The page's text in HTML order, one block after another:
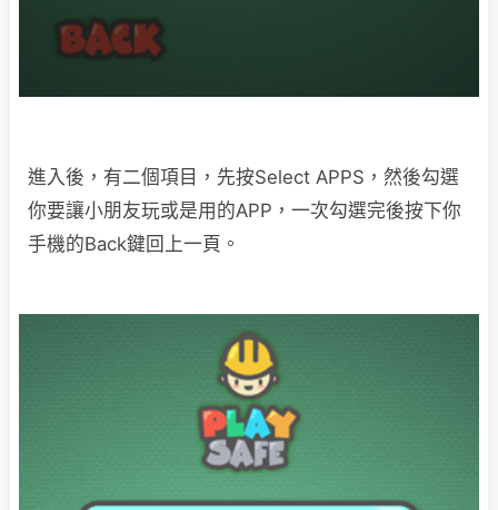
進入後，有二個項目，先按Select APPS，然後勾選
你要讓小朋友玩或是用的APP，一次勾選完後按下你
手機的Back鍵回上一頁。